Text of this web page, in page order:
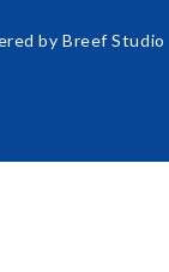
by Breef Studio